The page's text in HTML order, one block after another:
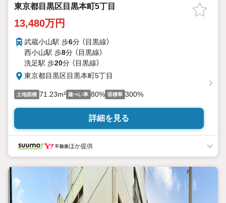
東京都目黒区目黒本町5丁目
13,480万円
武蔵小山駅 歩6分 （目黒線）
西小山駅 歩8分 （目黒線）
洗足駅 歩20分 （目黒線）
東京都目黒区目黒本町5丁目
土地面積 71.23m² 建ぺい率 80% 容積率 300%
詳細を見る
ほか提供